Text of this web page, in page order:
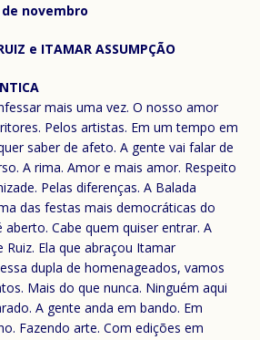
de novembro
e ITAMAR ASSUMPÇÃO
mais uma vez. O nosso amor
Pelos artistas. Em um tempo em
saber de afeto. A gente vai falar de
A rima. Amor e mais amor. Respeito
Pelas diferenças. A Balada
das festas mais democráticas do
Cabe quem quiser entrar. A
Ruiz. Ela que abraçou Itamar
dupla de homenageados, vamos
Mais do que nunca. Ninguém aqui
A gente anda em bando. Em
Fazendo arte. Com edições em